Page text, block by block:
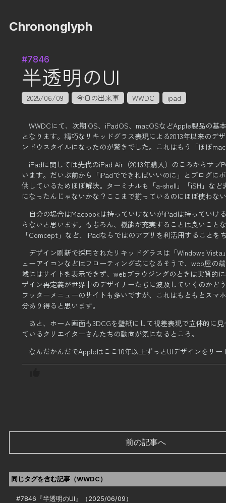
Chrononglyph
#7846
半透明のUI
2025/06/09 今日の出来事 WWDC ipad
WWDCにて、次期iOS、iPadOS、macOSなどApple製品の基
となります。 精巧なリキッドグラス表現による2013年以来のデ
ンドウスタイルになったのが驚きでした。 これはもう「ほぼ
iPadに関しては先代のiPad Air（2013年購入）のころからサ
います。 だいぶ前から「iPadでできればいいのに」とブログに
供しているためほぼ解決。 ターミナルも「a-shell」「iSH」な
になったんじゃないかな？ ここまで揃っているのにほぼ使わな
自分の場合はMacbookは持っていけないがiPadは持っていけ
らないと思います。 もちろん、機能が充実することは良いこと
「Comcept」など、 iPadならではのアプリを利活用することを
デザイン刷新で採用されたリキッドグラスは「Windows
ューアイコンなどはフローティング式になるそうで、web屋の
域にはサイトを表示できず、 webブラウジングのときは実質的
ザイン再定義が世界中のデザイナーたちに波及していくのかど
フッターメニューのサイトも多いですが、これはもともとスマ
分あり得ると思います。
あと、ホーム画面も3DCGを壁紙にして視差表現で立体的に
ているクリエイターさんたちの動向が気になるところ。
なんだかんだでAppleはここ10年以上ずっとUIデザインをリ
前の記事へ
同じタグを含む記事（WWDC）
#7846 『半透明のUI 』（2025/06/09）